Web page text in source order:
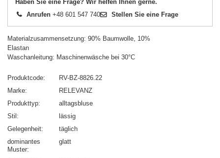
Haben Sie eine Frage? Wir helfen Ihnen gerne.
Anrufen +48 601 547 740 Stellen Sie eine Frage
Materialzusammensetzung: 90% Baumwolle, 10%
Elastan
Waschanleitung: Maschinenwäsche bei 30°C
Produktcode
RV-BZ-8826.22
Marke
RELEVANZ
Produkttyp
alltagsbluse
Stil
lässig
Gelegenheit
täglich
dominantes
Muster
glatt